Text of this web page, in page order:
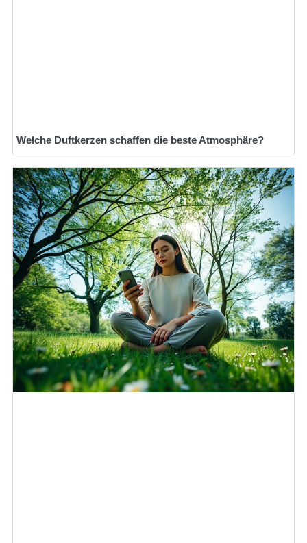
Welche Duftkerzen schaffen die beste Atmosphäre?